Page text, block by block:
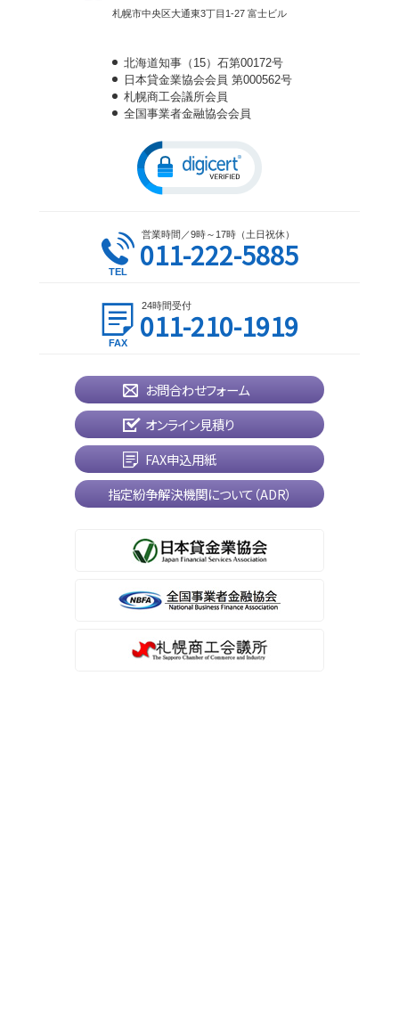
札幌市中央区大通東3丁目1-27 富士ビル
北海道知事（15）石第00172号
日本貸金業協会会員 第000562号
札幌商工会議所会員
全国事業者金融協会会員
営業時間／9時～17時（土日祝休）
011-222-5885
24時間受付
011-210-1919
お問合わせフォーム
オンライン見積り
FAX申込用紙
指定紛争解決機関について（ADR）